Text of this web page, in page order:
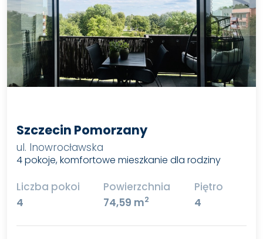
Szczecin Pomorzany
ul. Inowrocławska
4 pokoje, komfortowe mieszkanie dla rodziny
Liczba pokoi
4
Powierzchnia
74,59 m2
Piętro
4